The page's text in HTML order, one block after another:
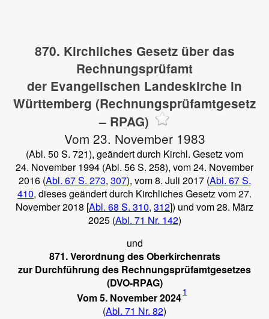
870. Kirchliches Gesetz über das
Rechnungsprüfamt
der Evangelischen Landeskirche in
Württemberg (Rechnungsprüfamtgesetz
– RPAG)
Vom 23. November 1983
(Abl. 50 S. 721), geändert durch Kirchl. Gesetz vom
24. November 1994 (Abl. 56 S. 258), vom 24. November
2016 (Abl. 67 S. 273, 307), vom 8. Juli 2017 (Abl. 67 S.
410, dieses geändert durch Kirchliches Gesetz vom 27.
November 2018 [Abl. 68 S. 310, 312]) und vom 28. März
2025 (Abl. 71 Nr. 142)
und
871. Verordnung des Oberkirchenrats
zur Durchführung des Rechnungsprüfamtgesetzes
(DVO-RPAG)
Vom 5. November 20241
(Abl. 71 Nr. 82)